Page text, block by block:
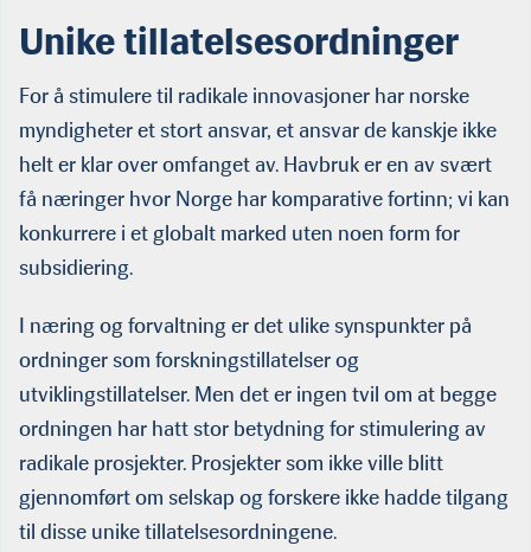
aktører.
Unike tillatelsesordninger
For å stimulere til radikale innovasjoner har norske
myndigheter et stort ansvar, et ansvar de kanskje ikke
helt er klar over omfanget av. Havbruk er en av svært
få næringer hvor Norge har komparative fortinn; vi kan
konkurrere i et globalt marked uten noen form for
subsidiering.
I næring og forvaltning er det ulike synspunkter på
ordninger som forskningstillatelser og
utviklingstillatelser. Men det er ingen tvil om at begge
ordningen har hatt stor betydning for stimulering av
radikale prosjekter. Prosjekter som ikke ville blitt
gjennomført om selskap og forskere ikke hadde tilgang
til disse unike tillatelsesordningene.